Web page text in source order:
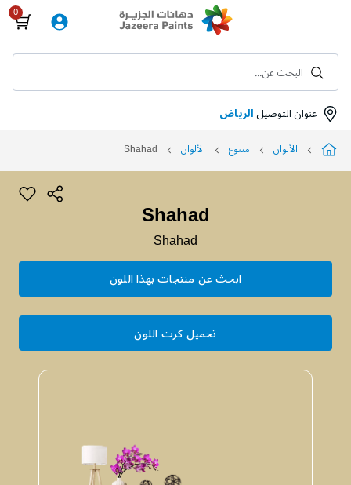
Content
عنوان التوصيلالرياض
البحث عن...
الألوان متنوع الألوان Shahad
Shahad
Shahad
ابحث عن منتجات بهذا اللون
تحميل كرت اللون